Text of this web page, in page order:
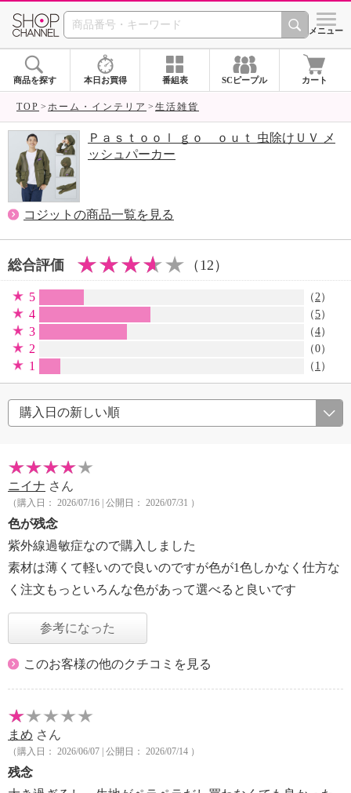
SHOP CHANNEL シメニュー
商品を探す 本日お買得 番組表 SCピープル カート
TOP ホーム・インテリア 生活雑貨
Ｐａｓｔｏｏｌ ｇｏ ｏｕｔ 虫除けＵＶ メ
ッシュパーカー
コジットの商品一覧を見る
総合評価 （12）
5 （2）
4 （5）
3 （4）
2 （0）
1 （ 1 ）
ニイナ さん
（購入日： 2026/07/16 | 公開日： 2026/07/31 ）
色が残念
紫外線過敏症なので購入しました
素材は薄くて軽いので良いのですが色が1色しかなく仕方な
く注文もっといろんな色があって選べると良いです
参考になった
このお客様の他のクチコミを見る
まめ さん
（購入日： 2026/06/07 | 公開日： 2026/07/14 ）
残念